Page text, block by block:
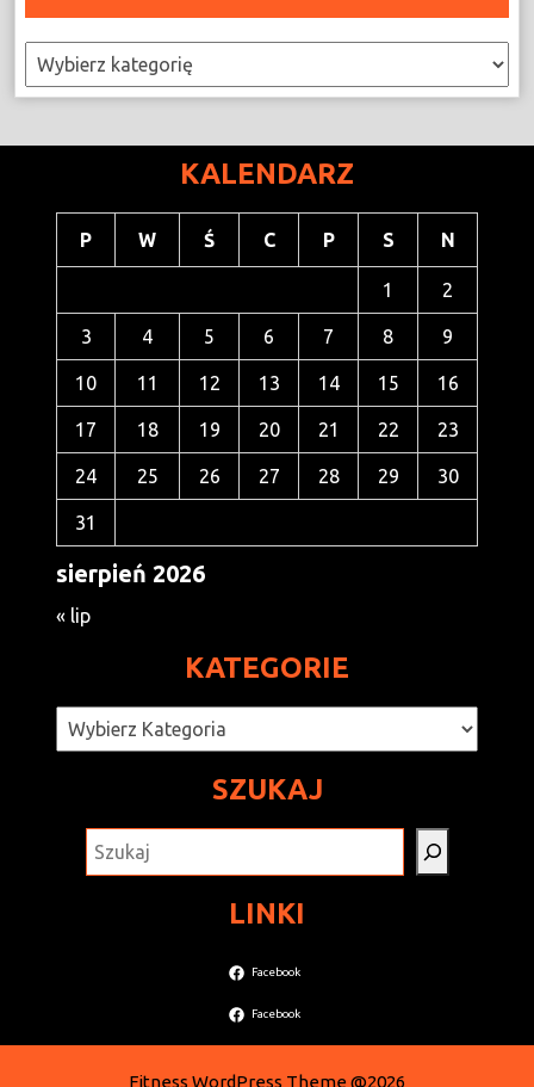
Kategorie
KALENDARZ
sierpień 2026
P W Ś C P S N
1 2
3 4 5 6 7 8 9
10 11 12 13 14 15 16
17 18 19 20 21 22 23
24 25 26 27 28 29 30
31
« lip
KATEGORIE
Kategorie
SZUKAJ
LINKI
Facebook
Facebook
Fitness WordPress Theme@2026